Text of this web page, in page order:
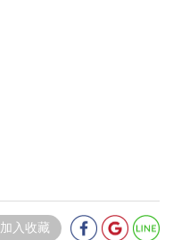
加入收藏